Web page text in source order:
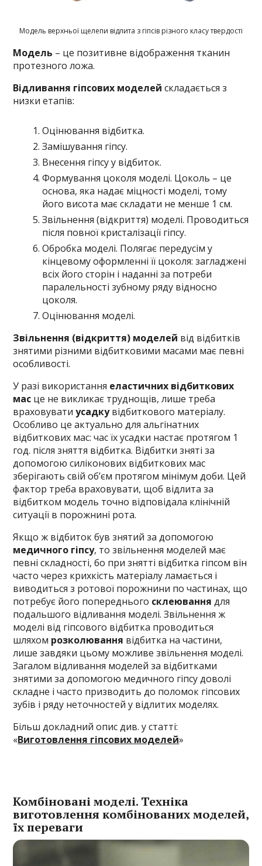
Модель верхньої щелепи відлита з гіпсів різного класу твердості
Модель – це позитивне відображення тканин
протезного ложа.
Відливання гіпсових моделей складається з
низки етапів:
Оцінювання відбитка.
Замішування гіпсу.
Внесення гіпсу у відбиток.
Формування цоколя моделі. Цоколь – це
основа, яка надає міцності моделі, тому
його висота має складати не менше 1 см.
Звільнення (відкриття) моделі. Проводиться
після повної кристалізації гіпсу.
Обробка моделі. Полягає передусім у
кінцевому оформленні її цоколя: загладжені
всіх його сторін і наданні за потреби
паралельності зубному ряду відносно
цоколя.
Оцінювання моделі.
Звільнення (відкриття) моделей від відбитків
знятими різними відбитковими масами має певні
особливості.
У разі використання еластичних відбиткових
мас це не викликає труднощів, лише треба
враховуватиусадкувідбиткового матеріалу.
Особливо це актуально для альгінатних
відбиткових мас: час їх усадки настає протягом 1
год. після зняття відбитка. Відбитки зняті за
допомогою силіконових відбиткових мас
зберігають свій об’єм протягом мінімум доби. Цей
фактор треба враховувати, щоб відлита за
відбитком модель точно відповідала клінічній
ситуації в порожнині рота.
Якщо ж відбиток був знятий за допомогою
медичного гіпсу, то звільнення моделей має
певні складності, бо при знятті відбитка гіпсом він
часто через крихкість матеріалу ламається і
виводиться з ротової порожнини по частинах, що
потребує його попереднього склеюваннядля
подальшого відливання моделі. Звільнення ж
моделі від гіпсового відбитка проводиться
шляхом розколювання відбитка на частини,
лише завдяки цьому можливе звільнення моделі.
Загалом відливання моделей за відбитками
знятими за допомогою медичного гіпсу доволі
складне і часто призводить до поломок гіпсових
зубів і ряду неточностей у відлитих моделях.
Більш докладний опис див. у статті:
«Виготовлення гіпсових моделей»
Комбіновані моделі. Техніка
виготовлення комбінованих моделей,
їх переваги